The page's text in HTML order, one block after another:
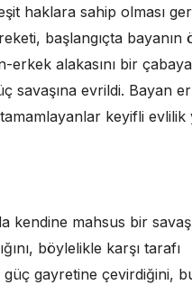
haklara sahip olması
başlangıçta bayanın
erkek alakasını bir
savaşına evrildi. Bayan
keyifli
kendine mahsus bir
böylelikle karşı tarafı
gayretine çevirdiğini,